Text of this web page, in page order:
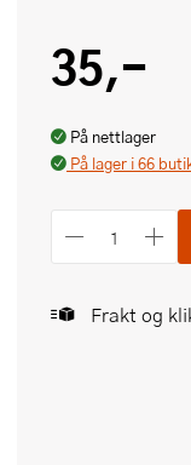
35,-
På nettlager
På lager i 66
Frakt og